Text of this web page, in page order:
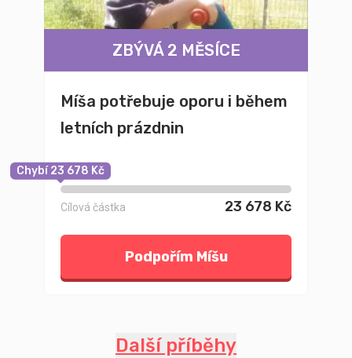
ZBÝVÁ 2 MĚSÍCE
Míša potřebuje oporu i během
letních prázdnin
Chybí 23 678 Kč
Cílová částka 23 678 Kč
Podpořím Míšu
Další příběhy